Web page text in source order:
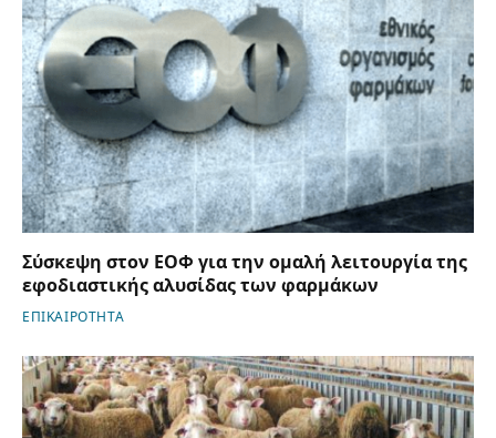
Σύσκεψη στον ΕΟΦ για την ομαλή λειτουργία της
εφοδιαστικής αλυσίδας των φαρμάκων
ΕΠΙΚΑΙΡΟΤΗΤΑ